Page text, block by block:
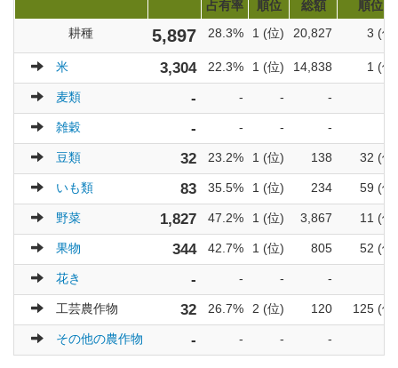
占有率
順位 総額
順位
耕種
5,897 28.3% 1 (位) 20,827 3 (位)
米 3,304 22.3% 1 (位) 14,838 1 (位)
麦類 - - - -
雑穀 - - - -
豆類 32 23.2% 1 (位) 138 32 (位)
いも類 83 35.5% 1 (位) 234 59 (位)
野菜 1,827 47.2% 1 (位) 3,867 11 (位)
果物 344 42.7% 1 (位) 805 52 (位)
花き - - - -
工芸農作物 32 26.7% 2 (位) 120 125 (位)
その他の農作物 - - - -